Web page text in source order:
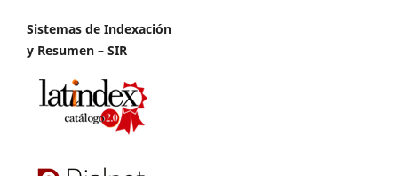
Sistemas de Indexación
y Resumen – SIR